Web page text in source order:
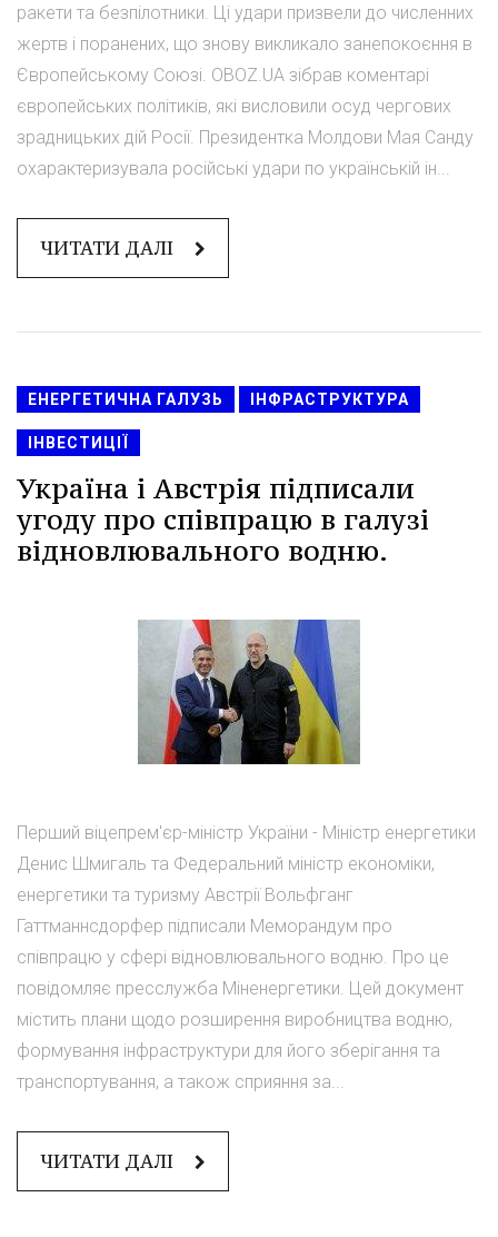
ракети та безпілотники. Ці удари призвели до численних
жертв і поранених, що знову викликало занепокоєння в
Європейському Союзі. OBOZ.UA зібрав коментарі
європейських політиків, які висловили осуд чергових
зрадницьких дій Росії. Президентка Молдови Мая Санду
охарактеризувала російські удари по українській ін...
ЧИТАТИ ДАЛІ
ЕНЕРГЕТИЧНА ГАЛУЗЬ ІНФРАСТРУКТУРА
ІНВЕСТИЦІЇ
Україна і Австрія підписали
угоду про співпрацю в галузі
відновлювального водню.
Перший віцепрем'єр-міністр України - Міністр енергетики
Денис Шмигаль та Федеральний міністр економіки,
енергетики та туризму Австрії Вольфганг
Гаттманнсдорфер підписали Меморандум про
співпрацю у сфері відновлювального водню. Про це
повідомляє пресслужба Міненергетики. Цей документ
містить плани щодо розширення виробництва водню,
формування інфраструктури для його зберігання та
транспортування, а також сприяння за...
ЧИТАТИ ДАЛІ